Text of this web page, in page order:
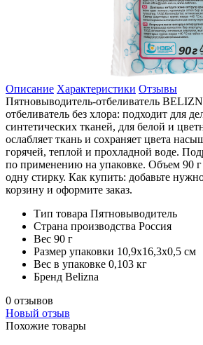
Описание Характеристики Отзывы
Пятновыводитель-отбеливатель
отбеливатель без хлора: подходит для
синтетических тканей, для белой и
ослабляет ткань и сохраняет цвета
горячей, теплой и прохладной воде.
по применению на упаковке. Объем 90 г
одну стирку. Как купить: добавьте
корзину и оформите заказ.
Тип товара Пятновыводитель
Страна производства Россия
Вес 90 г
Размер упаковки 10,9x16,3x0,5 см
Вес в упаковке 0,103 кг
Бренд Belizna
0 отзывов
Новый отзыв
Похожие товары